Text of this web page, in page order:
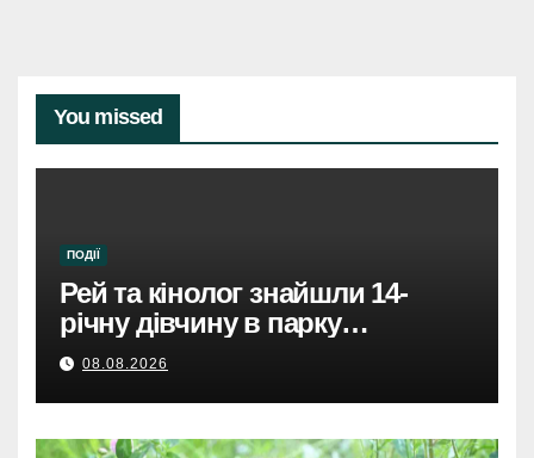
You missed
ПОДІЇ
Рей та кінолог знайшли 14-
річну дівчину в парку
Святошинського району.
08.08.2026